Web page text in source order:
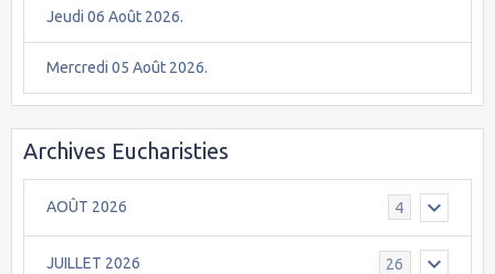
Jeudi 06 Août 2026.
Mercredi 05 Août 2026.
Archives Eucharisties
AOÛT 2026 4
JUILLET 2026 26